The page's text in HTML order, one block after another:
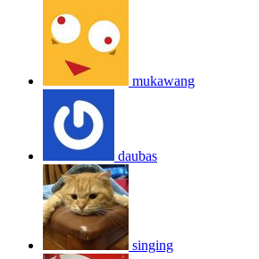
mukawang
daubas
singing